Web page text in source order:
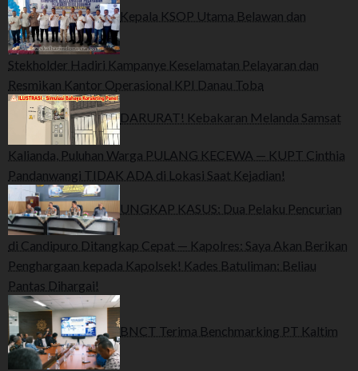
Kepala KSOP Utama Belawan dan
Stekholder Hadiri Kampanye Keselamatan Pelayaran dan
Resmikan Kantor Operasional KPI Danau Toba
DARURAT! Kebakaran Melanda Samsat
Kalianda, Puluhan Warga PULANG KECEWA — KUPT Cinthia
Pandanwangi TIDAK ADA di Lokasi Saat Kejadian!
UNGKAP KASUS: Dua Pelaku Pencurian
di Candipuro Ditangkap Cepat — Kapolres: Saya Akan Berikan
Penghargaan kepada Kapolsek! Kades Batuliman: Beliau
Pantas Dihargai!
BNCT Terima Benchmarking PT Kaltim